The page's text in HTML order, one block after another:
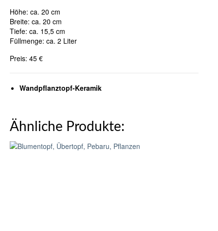
Höhe: ca. 20 cm
Breite: ca. 20 cm
Tiefe: ca. 15,5 cm
Füllmenge: ca. 2 Liter
Preis: 45 €
Wandpflanztopf-Keramik
Ähnliche Produkte: